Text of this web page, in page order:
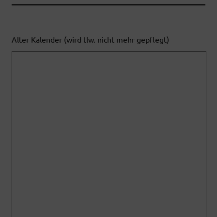
Alter Kalender (wird tlw. nicht mehr gepflegt)